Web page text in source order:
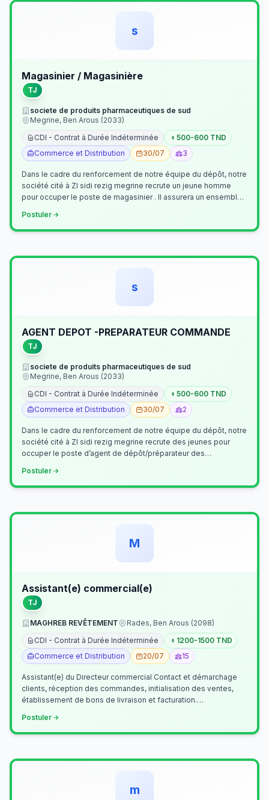
s
Magasinier / Magasinière
TJ
societe de produits pharmaceutiques de sud
Megrine, Ben Arous (2033)
CDI - Contrat à Durée Indéterminée
500-600 TND
Commerce et Distribution
30/07 3
Dans le cadre du renforcement de notre équipe du dépôt, notre
société cité à ZI sidi rezig megrine recrute un jeune homme
pour occuper le poste de magasinier . Il assurera un ensemble
Postuler
s
AGENT DEPOT -PREPARATEUR COMMANDE
TJ
societe de produits pharmaceutiques de sud
Megrine, Ben Arous (2033)
CDI - Contrat à Durée Indéterminée
500-600 TND
Commerce et Distribution
30/07 2
Dans le cadre du renforcement de notre équipe du dépôt, notre
société cité à ZI sidi rezig megrine recrute des jeunes pour
occuper le poste d’agent de dépôt/préparateur des
Postuler
M
Assistant(e) commercial(e)
TJ
MAGHREB REVÊTEMENT
Rades, Ben Arous (2098)
CDI - Contrat à Durée Indéterminée
1200-1500 TND
Commerce et Distribution
20/07 15
Assistant(e) du Directeur commercial Contact et démarchage
clients, réception des commandes, initialisation des ventes,
établissement de bons de livraison et facturation.
Postuler
m